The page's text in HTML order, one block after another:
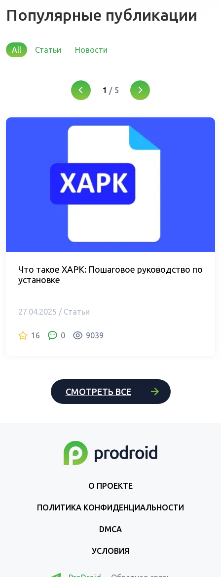
Популярные публикации
All Статьи Новости
1 / 5
Что такое XAPK: Пошаговое руководство по
установке
27.04.2025 / Статьи
16 0 9039
СМОТРЕТЬ ВСЕ
О ПРОЕКТЕ
ПОЛИТИКА КОНФИДЕНЦИАЛЬНОСТИ
DMCA
УСЛОВИЯ